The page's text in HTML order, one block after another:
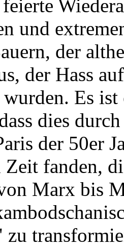
und
der
der Hass
Es
dies
der 50er
fanden,
Marx bis
zu